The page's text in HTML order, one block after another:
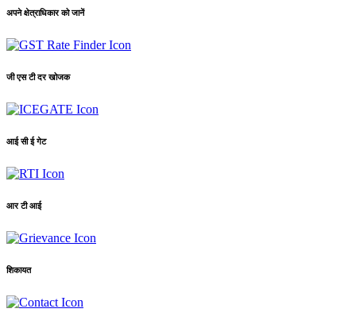
अपने क्षेत्राधिकार को जानें
जी एस टी दर खोजक
आई सी ई गेट
आर टी आई
शिकायत